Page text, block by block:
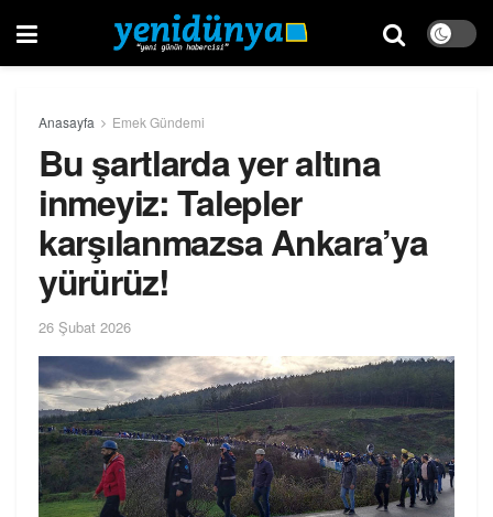
Anasayfa Emek Gündemi
Bu şartlarda yer altına
inmeyiz: Talepler
karşılanmazsa Ankara’ya
yürürüz!
26 Şubat 2026